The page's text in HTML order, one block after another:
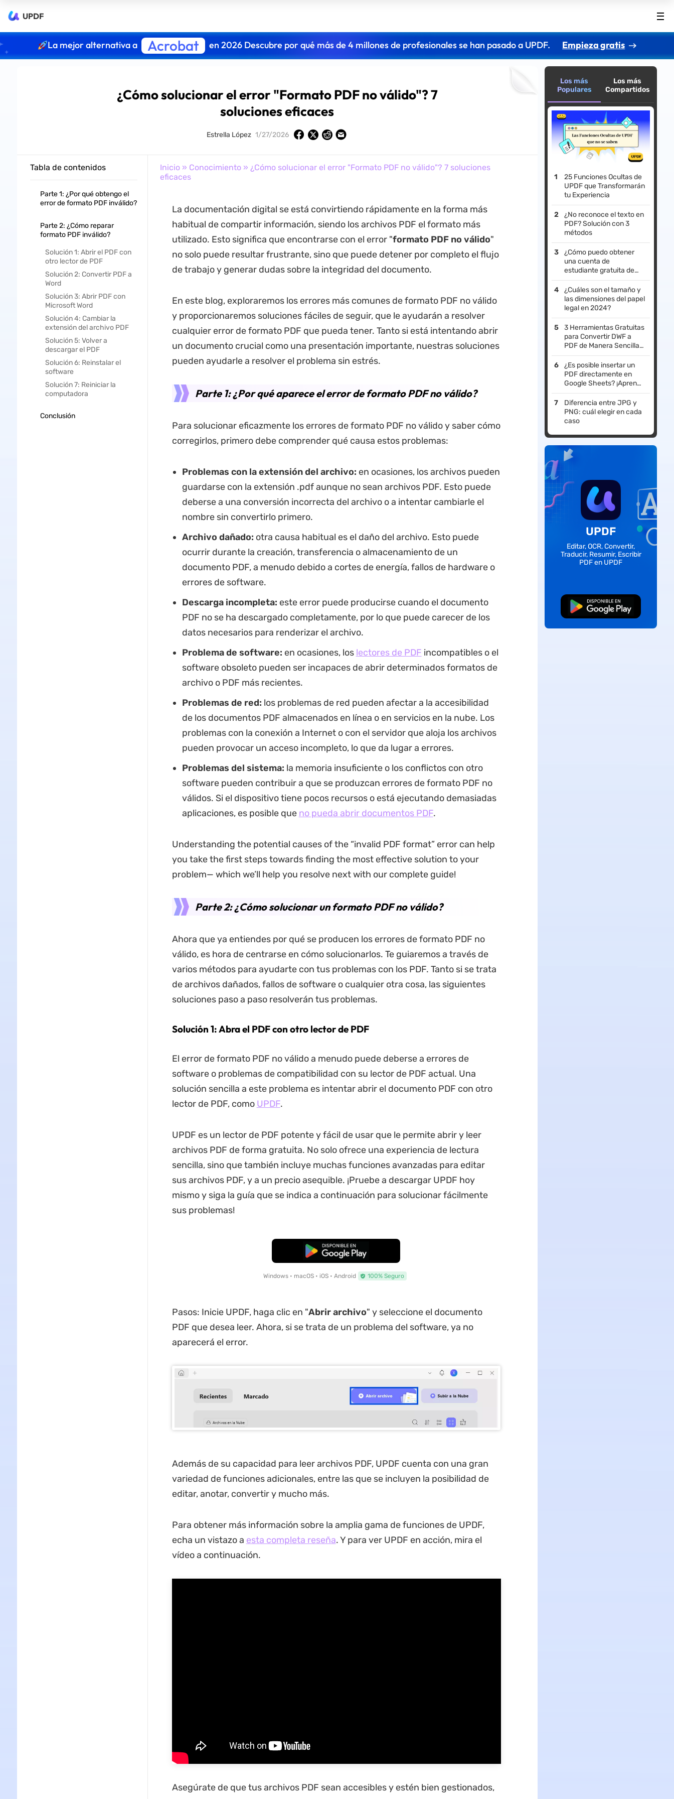
UPDF
La mejor alternativa a Acrobat en 2026 Descubre por qué más de 4 millones de profesionales se han pasado a UPDF. Empieza gratis
¿Cómo solucionar el error "Formato PDF no válido"? 7
soluciones eficaces
Estrella López 1/27/2026
Tabla de contenidos
Parte 1: ¿Por qué obtengo el
error de formato PDF inválido?
Parte 2: ¿Cómo reparar
formato PDF inválido?
Solución 1: Abrir el PDF con
otro lector de PDF
Solución 2: Convertir PDF a
Word
Solución 3: Abrir PDF con
Microsoft Word
Solución 4: Cambiar la
extensión del archivo PDF
Solución 5: Volver a
descargar el PDF
Solución 6: Reinstalar el
software
Solución 7: Reiniciar la
computadora
Conclusión
Inicio» Conocimiento» ¿Cómo solucionar el error "Formato PDF no válido"? 7 soluciones
eficaces
La documentación digital se está convirtiendo rápidamente en la forma más
habitual de compartir información, siendo los archivos PDF el formato más
utilizado. Esto significa que encontrarse con el error "formato PDF no válido"
no solo puede resultar frustrante, sino que puede detener por completo el flujo
de trabajo y generar dudas sobre la integridad del documento.
En este blog, exploraremos los errores más comunes de formato PDF no válido
y proporcionaremos soluciones fáciles de seguir, que le ayudarán a resolver
cualquier error de formato PDF que pueda tener. Tanto si está intentando abrir
un documento crucial como una presentación importante, nuestras soluciones
pueden ayudarle a resolver el problema sin estrés.
Parte 1: ¿Por qué aparece el error de formato PDF no válido?
Para solucionar eficazmente los errores de formato PDF no válido y saber cómo
corregirlos, primero debe comprender qué causa estos problemas:
Problemas con la extensión del archivo: en ocasiones, los archivos pueden
guardarse con la extensión .pdf aunque no sean archivos PDF. Esto puede
deberse a una conversión incorrecta del archivo o a intentar cambiarle el
nombre sin convertirlo primero.
Archivo dañado: otra causa habitual es el daño del archivo. Esto puede
ocurrir durante la creación, transferencia o almacenamiento de un
documento PDF, a menudo debido a cortes de energía, fallos de hardware o
errores de software.
Descarga incompleta: este error puede producirse cuando el documento
PDF no se ha descargado completamente, por lo que puede carecer de los
datos necesarios para renderizar el archivo.
Problema de software: en ocasiones, los lectores de PDF incompatibles o el
software obsoleto pueden ser incapaces de abrir determinados formatos de
archivo o PDF más recientes.
Problemas de red: los problemas de red pueden afectar a la accesibilidad
de los documentos PDF almacenados en línea o en servicios en la nube. Los
problemas con la conexión a Internet o con el servidor que aloja los archivos
pueden provocar un acceso incompleto, lo que da lugar a errores.
Problemas del sistema: la memoria insuficiente o los conflictos con otro
software pueden contribuir a que se produzcan errores de formato PDF no
válidos. Si el dispositivo tiene pocos recursos o está ejecutando demasiadas
aplicaciones, es posible que no pueda abrir documentos PDF.
Understanding the potential causes of the “invalid PDF format” error can help
you take the first steps towards finding the most effective solution to your
problem— which we’ll help you resolve next with our complete guide!
Parte 2: ¿Cómo solucionar un formato PDF no válido?
Ahora que ya entiendes por qué se producen los errores de formato PDF no
válido, es hora de centrarse en cómo solucionarlos. Te guiaremos a través de
varios métodos para ayudarte con tus problemas con los PDF. Tanto si se trata
de archivos dañados, fallos de software o cualquier otra cosa, las siguientes
soluciones paso a paso resolverán tus problemas.
Solución 1: Abra el PDF con otro lector de PDF
El error de formato PDF no válido a menudo puede deberse a errores de
software o problemas de compatibilidad con su lector de PDF actual. Una
solución sencilla a este problema es intentar abrir el documento PDF con otro
lector de PDF, como UPDF.
UPDF es un lector de PDF potente y fácil de usar que le permite abrir y leer
archivos PDF de forma gratuita. No solo ofrece una experiencia de lectura
sencilla, sino que también incluye muchas funciones avanzadas para editar
sus archivos PDF, y a un precio asequible. ¡Pruebe a descargar UPDF hoy
mismo y siga la guía que se indica a continuación para solucionar fácilmente
sus problemas!
Descarga Gratuita
Windows • macOS • iOS • Android 100% Seguro
Pasos: Inicie UPDF, haga clic en "Abrir archivo" y seleccione el documento
PDF que desea leer. Ahora, si se trata de un problema del software, ya no
aparecerá el error.
Además de su capacidad para leer archivos PDF, UPDF cuenta con una gran
variedad de funciones adicionales, entre las que se incluyen la posibilidad de
editar, anotar, convertir y mucho más.
Para obtener más información sobre la amplia gama de funciones de UPDF,
echa un vistazo a esta completa reseña. Y para ver UPDF en acción, mira el
vídeo a continuación.
Asegúrate de que tus archivos PDF sean accesibles y estén bien gestionados,
Los más
Populares
Los más
Compartidos
25 Funciones Ocultas de
UPDF que Transformarán
tu Experiencia
¿No reconoce el texto en
PDF? Solución con 3
métodos
¿Cómo puedo obtener
una cuenta de
estudiante gratuita de
Adobe Acrobat Pro?
¿Cuáles son el tamaño y
las dimensiones del papel
legal en 2024?
3 Herramientas Gratuitas
para Convertir DWF a
PDF de Manera Sencilla
(Pros y Contras
Explicados)
¿Es posible insertar un
PDF directamente en
Google Sheets? ¡Aprenda
cómo!
Diferencia entre JPG y
PNG: cuál elegir en cada
caso
UPDF
Editar, OCR, Convertir,
Traducir, Resumir, Escribir
PDF en UPDF
Descarga Gratuita